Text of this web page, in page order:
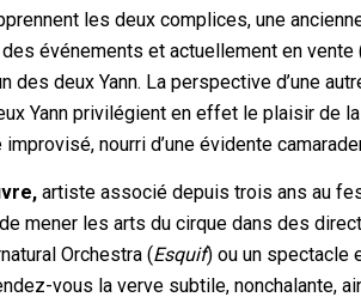
les deux complices, une
événements et actuellement en vente
des deux Yann. La perspective d’une
Yann privilégient en effet le plaisir de
nourri d’une évidente
artiste associé depuis trois ans au
mener les arts du cirque dans des
Orchestra (Esquif) ou un spectacle
vous la verve subtile, nonchalante,